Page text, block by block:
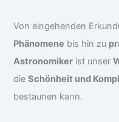
Von eingehenden
Phänomene bis hin zu
Astronomiker ist unser
dieSchönheit und
bestaunen kann.